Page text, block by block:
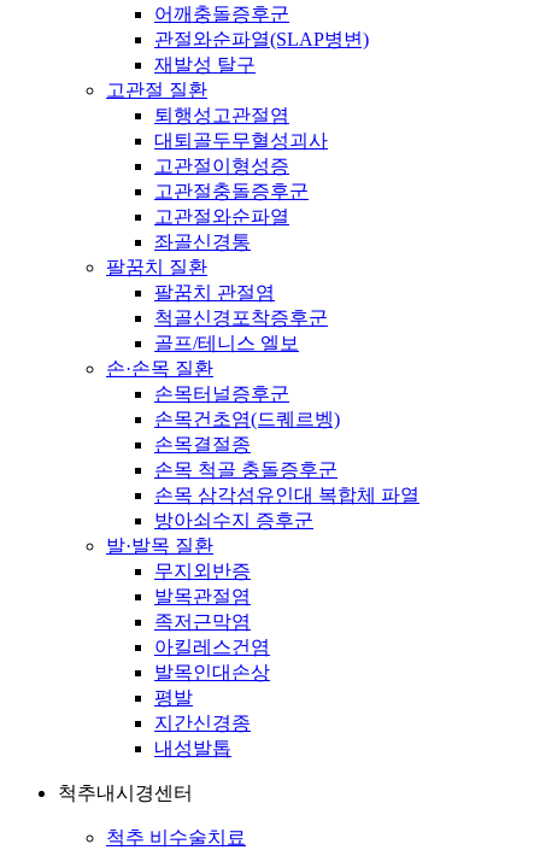
어깨충돌증후군
관절와순파열(SLAP병변)
재발성 탈구
고관절 질환
퇴행성고관절염
대퇴골두무혈성괴사
고관절이형성증
고관절충돌증후군
고관절와순파열
좌골신경통
팔꿈치 질환
팔꿈치 관절염
척골신경포착증후군
골프/테니스 엘보
손·손목 질환
손목터널증후군
손목건초염(드퀘르벵)
손목결절종
손목 척골 충돌증후군
손목 삼각섬유인대 복합체 파열
방아쇠수지 증후군
발·발목 질환
무지외반증
발목관절염
족저근막염
아킬레스건염
발목인대손상
평발
지간신경종
내성발톱
척추내시경센터
척추 비수술치료